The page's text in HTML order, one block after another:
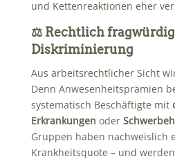
und Kettenreaktionen eher
⚖️ Rechtlich
Diskriminierung
Aus arbeitsrechtlicher Sicht
Denn Anwesenheitsprämien
systematisch Beschäftigte mit
Erkrankungen oder
Gruppen haben nachweislich
Krankheitsquote – und